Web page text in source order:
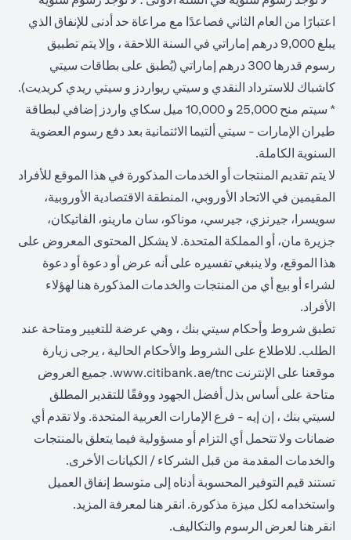
اعتبارًا من العام الثاني فصاعدًا مع مراعاة حد أدنى للإنفاق الذي
يبلغ 9,000 درهم إماراتي في السنة اللاحقة ، وإلا يتم تطبيق
رسوم قدرها 300 درهم إماراتي (يُطبق على بطاقات سيتي
كاشباك للاسترداد النقدي و سيتي ريواردز و سيتي ريدي كريديت).
* سيتم منح 25,000 و 10,000 ميل سكاي واردز إضافي لبطاقة
طيران الإمارات - سيتي ألتيما الائتمانية بعد دفع رسوم العضوية
السنوية الكاملة.
لا يتم تقديم المنتجات أو الخدمات المذكورة في هذا الموقع للأفراد
المقيمين في الاتحاد الأوروبي، المنطقة الاقتصادية الأوروبية،
سويسرا، جيرنزي، جيرسي، موناكو، سان مارينو، الفاتيكان،
جزيرة مان، أو المملكة المتحدة. لا يشكل المحتوى المعروض على
هذا الموقع، ولا ينبغي تفسيره على أنه عرض أو دعوة أو دعوة
لشراء أو بيع أي من المنتجات والخدمات المذكورة هنا لهؤلاء
الأفراد.
تطبق شروط وأحكام سيتي بنك ، وهي عرضة للتغيير ومتاحة عند
الطلب. للاطلاع على الشروط والأحكام الحالية ، يرجى زيارة
موقعنا على الإنترنت www.citibank.ae/tnc
opens in a new tab
. جميع العروض
متاحة على أساس بذل أفضل الجهود ووفقًا للتقدير المطلق
لسيتي بنك ، إن إيه - فرع الإمارات العربية المتحدة. ولا تقدم أي
ضمانات ولا تتحمل أي التزام أو مسؤولية فيما يتعلق بالمنتجات
والخدمات المقدمة من قبل الشركاء / الكيانات الأخرى.
تستند قيم التوفير المحسوبة أدناه إلى متوسط إنفاق العميل
واستخدامه لكل ميزة مذكورة. انقر هنا opens in a new tab
لمعرفة المزيد.
انقر هنا opens in a new tab
لعرض الرسوم والتكاليف.